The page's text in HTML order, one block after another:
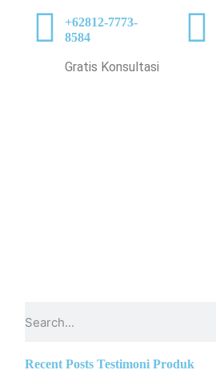
+62812-7773-
8584
Gratis Konsultasi
Recent Posts Testimoni Produk